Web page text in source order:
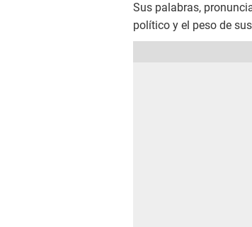
Sus palabras,
político y el peso de